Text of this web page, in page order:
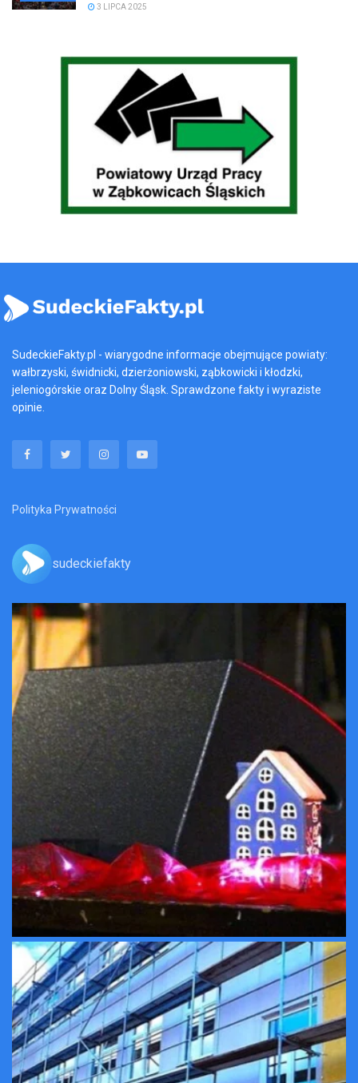
3 LIPCA 2025
SudeckieFakty.pl - wiarygodne informacje obejmujące powiaty:
wałbrzyski, świdnicki, dzierżoniowski, ząbkowicki i kłodzki,
jeleniogórskie oraz Dolny Śląsk. Sprawdzone fakty i wyraziste
opinie.
Polityka Prywatności
sudeckiefakty